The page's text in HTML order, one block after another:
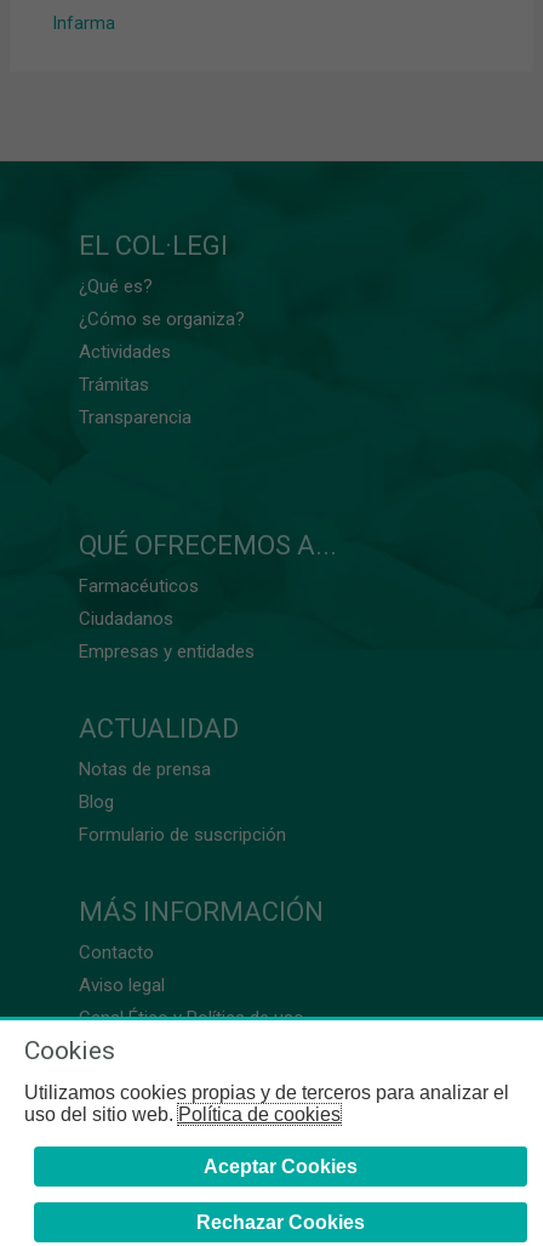
Infarma
EL COL·LEGI
¿Qué es?
¿Cómo se organiza?
Actividades
Trámitas
Transparencia
QUÉ OFRECEMOS A...
Farmacéuticos
Ciudadanos
Empresas y entidades
ACTUALIDAD
Notas de prensa
Blog
Formulario de suscripción
MÁS INFORMACIÓN
Contacto
Aviso legal
Canal Ético y Política de uso
Cookies
Utilizamos cookies propias y de terceros para analizar el
uso del sitio web.Política de cookies
Aceptar Cookies
Rechazar Cookies